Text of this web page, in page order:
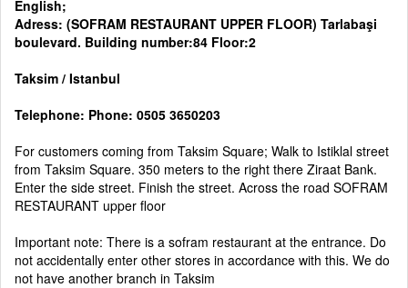
English;
Adress: (SOFRAM RESTAURANT UPPER FLOOR) Tarlabaşi
boulevard. Building number:84 Floor:2
Taksim / Istanbul
Telephone: Phone: 0505 3650203
For customers coming from Taksim Square; Walk to Istiklal street
from Taksim Square. 350 meters to the right there Ziraat Bank.
Enter the side street. Finish the street. Across the road SOFRAM
RESTAURANT upper floor
Important note: There is a sofram restaurant at the entrance. Do
not accidentally enter other stores in accordance with this. We do
not have another branch in Taksim